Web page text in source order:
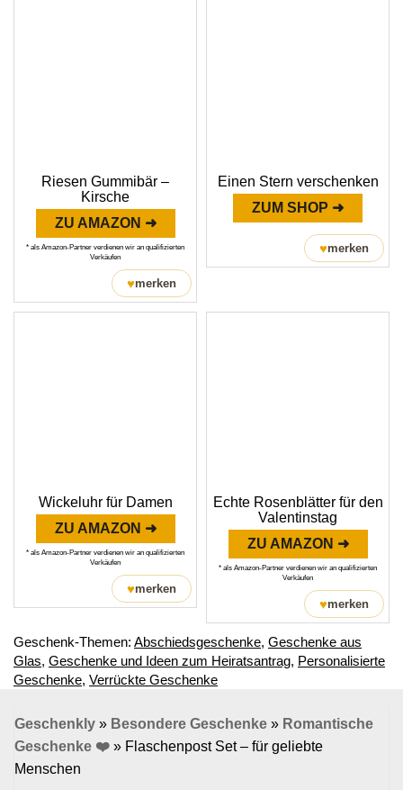
Riesen Gummibär –
Kirsche
ZU AMAZON ➜
* als Amazon-Partner verdienen wir an qualifizierten
Verkäufen
♥merken
Einen Stern verschenken
ZUM SHOP ➜
♥merken
Wickeluhr für Damen
ZU AMAZON ➜
* als Amazon-Partner verdienen wir an qualifizierten
Verkäufen
♥merken
Echte Rosenblätter für den
Valentinstag
ZU AMAZON ➜
* als Amazon-Partner verdienen wir an qualifizierten
Verkäufen
♥merken
Geschenk-Themen: Abschiedsgeschenke, Geschenke aus
Glas, Geschenke und Ideen zum Heiratsantrag, Personalisierte
Geschenke, Verrückte Geschenke
Geschenkly » Besondere Geschenke » Romantische
Geschenke ❤️ » Flaschenpost Set – für geliebte
Menschen